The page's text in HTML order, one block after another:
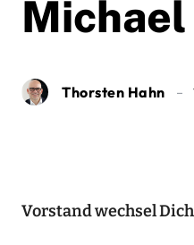
Thorsten Hahn
Vorstand wechsel Dich